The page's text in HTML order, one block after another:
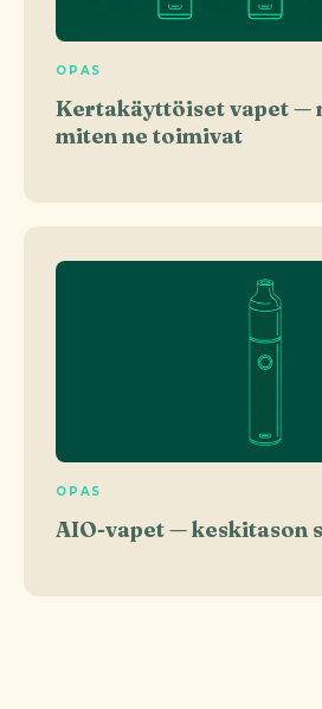
OPAS
Kertakäyttöiset vapet —
miten ne toimivat
OPAS
AIO-vapet — keskitason